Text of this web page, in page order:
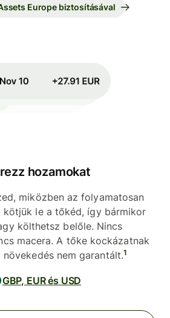
Europe biztosításával
hozamokat
miközben az folyamatosan
kötjük le a tőkéd, így bármikor
költhetsz belőle. Nincs
macera. A tőke kockázatnak
nem garantált.1
GBP, EUR és USD